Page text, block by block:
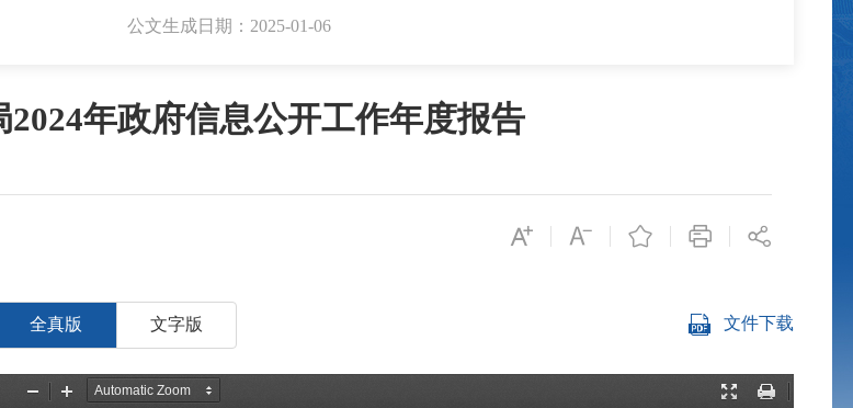
公文生成日期：2025-01-06
年政府信息公开工作年度报告
全真版 文字版 文件下载